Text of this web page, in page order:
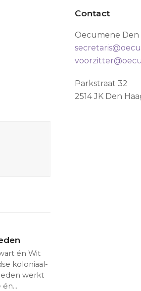
én Wit
koloniaal-
werkt
én…
Contact
Oecumene Den
Parkstraat 32
2514 JK Den